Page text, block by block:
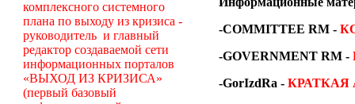
комплексного системного
плана по выходу из кризиса -
руководитель и главный
редактор создаваемой сети
информационных порталов
«ВЫХОД ИЗ КРИЗИСА»
(первый базовый
-COMMITTEE RM -
-GOVERNMENT RM -
-GorIzdRa - КРАТКАЯ